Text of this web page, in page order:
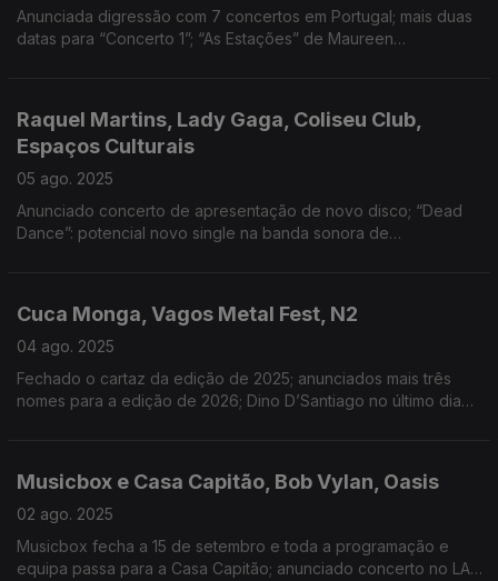
Anunciada digressão com 7 concertos em Portugal; mais duas
datas para “Concerto 1”; “As Estações” de Maureen
Raquel Martins, Lady Gaga, Coliseu Club,
Espaços Culturais
05 ago. 2025
Anunciado concerto de apresentação de novo disco; “Dead
Dance”: potencial novo single na banda sonora de
Cuca Monga, Vagos Metal Fest, N2
04 ago. 2025
Fechado o cartaz da edição de 2025; anunciados mais três
nomes para a edição de 2026; Dino D’Santiago no último dia
Musicbox e Casa Capitão, Bob Vylan, Oasis
02 ago. 2025
Musicbox fecha a 15 de setembro e toda a programação e
equipa passa para a Casa Capitão; anunciado concerto no LAV